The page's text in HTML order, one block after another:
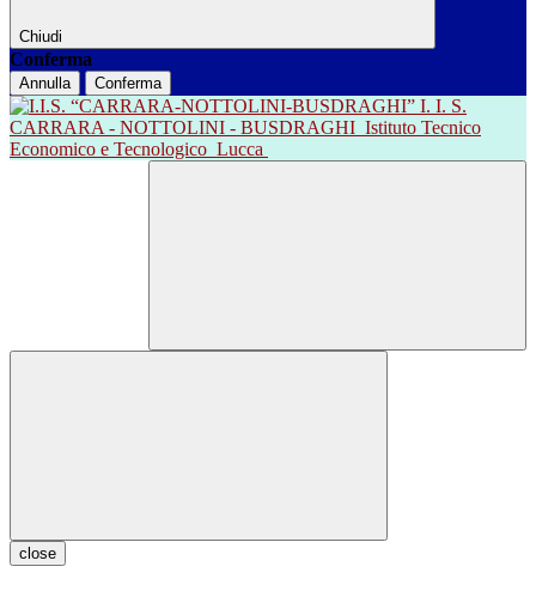
Chiudi
Conferma
Annulla Conferma
I. I. S.
CARRARA - NOTTOLINI - BUSDRAGHI Istituto Tecnico
Economico e Tecnologico Lucca
close